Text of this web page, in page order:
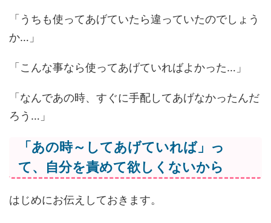
「うちも使ってあげていたら違っていたのでしょう
か…」
「こんな事なら使ってあげていればよかった…」
「なんであの時、すぐに手配してあげなかったんだ
ろう…」
「あの時～してあげていれば」っ
て、自分を責めて欲しくないから
はじめにお伝えしておきます。